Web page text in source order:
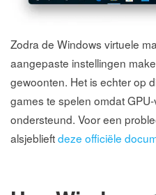
Zodra de Windows virtuele
aangepaste instellingen
gewoonten. Het is echter op
games te spelen omdat
ondersteund. Voor een
alsjeblieftdeze officiële